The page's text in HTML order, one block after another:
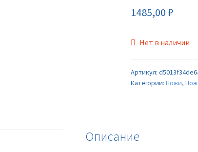
1485,00 ₽
Нет в наличии
Артикул:
Категории: Ножи,
Описание